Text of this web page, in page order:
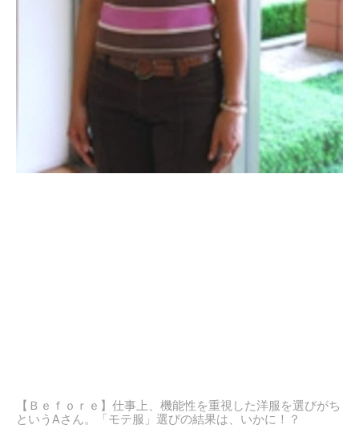
【Ｂｅｆｏｒｅ】仕事上、機能性を重視した洋服を選びがち
というAさん。「モテ服」選びの結果は、いかに！？